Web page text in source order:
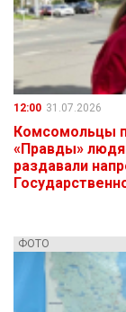
12:00 31.07.2026
Комсомольцы
«Правды»
раздавали
ФОТО